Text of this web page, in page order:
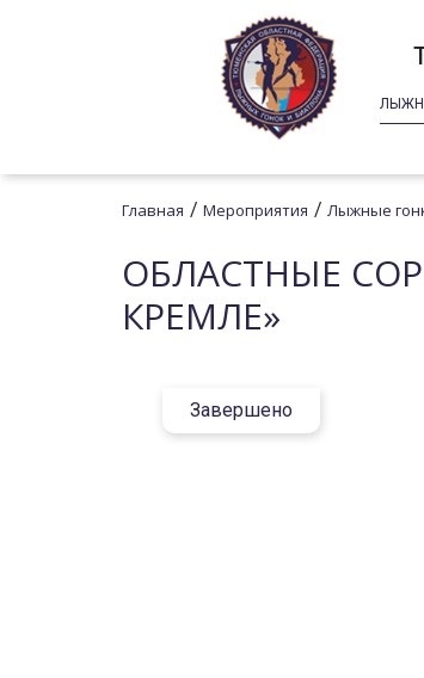
Главная / Мероприятия / Лыжные
ОБЛАСТНЫЕ
КРЕМЛЕ»
Завершено